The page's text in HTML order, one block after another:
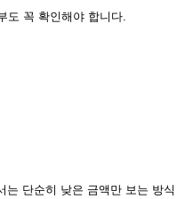
도 꼭 확인해야 합니다.
는 단순히 낮은 금액만 보는 방식